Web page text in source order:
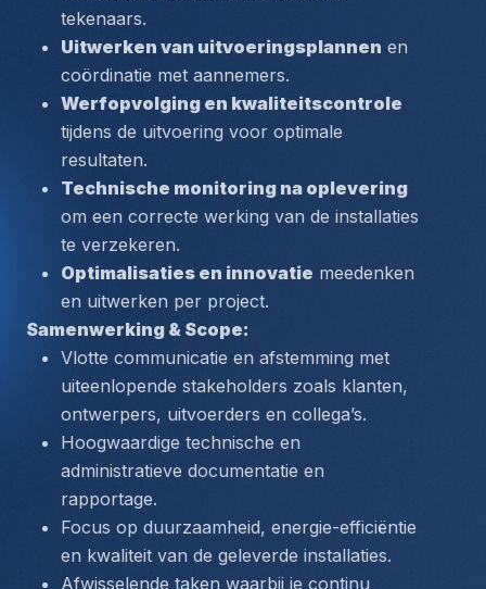
tekenaars.
Uitwerken van uitvoeringsplannen en
coördinatie met aannemers.
Werfopvolging en kwaliteitscontrole
tijdens de uitvoering voor optimale
resultaten.
Technische monitoring na oplevering
om een correcte werking van de installaties
te verzekeren.
Optimalisaties en innovatie meedenken
en uitwerken per project.
Samenwerking & Scope:
Vlotte communicatie en afstemming met
uiteenlopende stakeholders zoals klanten,
ontwerpers, uitvoerders en collega’s.
Hoogwaardige technische en
administratieve documentatie en
rapportage.
Focus op duurzaamheid, energie-efficiëntie
en kwaliteit van de geleverde installaties.
Afwisselende taken waarbij je continu